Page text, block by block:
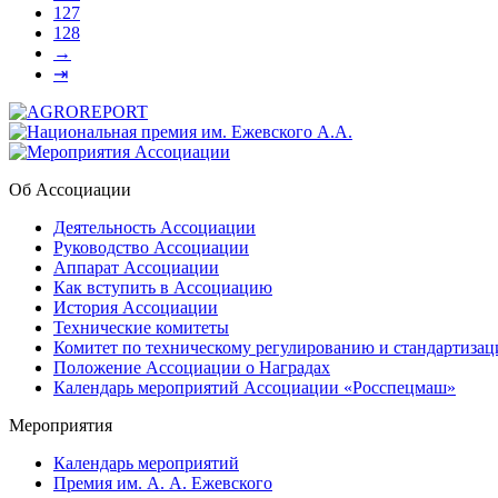
127
128
→
⇥
Об Ассоциации
Деятельность Ассоциации
Руководство Ассоциации
Аппарат Ассоциации
Как вступить в Ассоциацию
История Ассоциации
Технические комитеты
Комитет по техническому регулированию и
Положение Ассоциации о Наградах
Календарь мероприятий Ассоциации «Росспецмаш»
Мероприятия
Календарь мероприятий
Премия им. А. А. Ежевского